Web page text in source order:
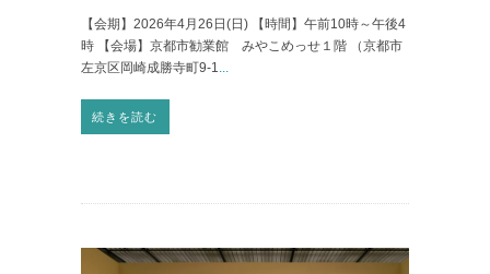
【会期】2026年4月26日(日) 【時間】午前10時～午後4
時 【会場】京都市勧業館 みやこめっせ１階 （京都市
左京区岡崎成勝寺町9-1...
続きを読む